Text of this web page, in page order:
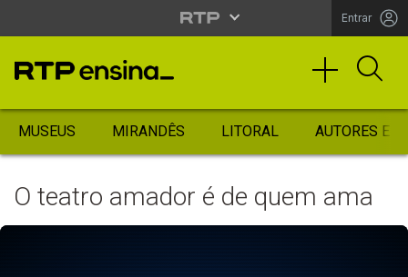
Entrar
MUSEUS MIRANDÊS LITORAL AUTORES
O teatro amador é de quem ama